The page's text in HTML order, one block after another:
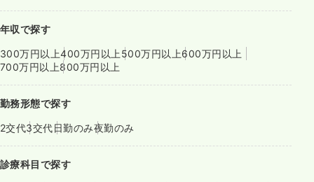
年収で探す
300万円以上400万円以上 500万円以上600万円以上
700万円以上800万円以上
勤務形態で探す
2交代3交代日勤のみ夜勤のみ
診療科目で探す